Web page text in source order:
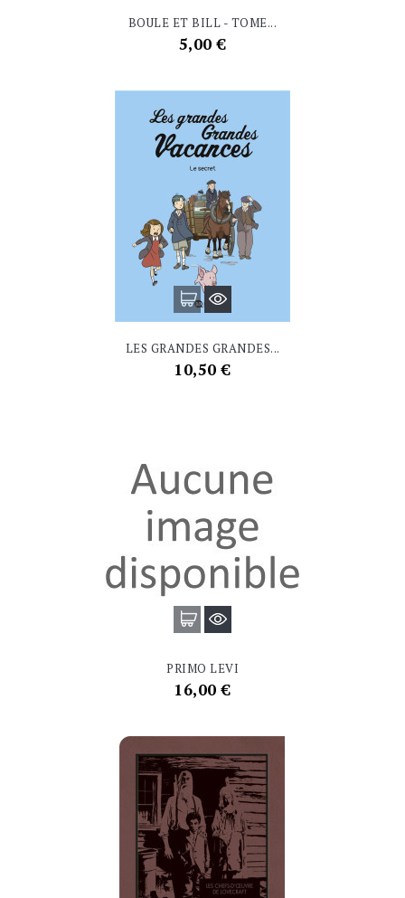
BOULE ET BILL - TOME...
Prix
5,00 €
LES GRANDES GRANDES...
Prix
10,50 €
PRIMO LEVI
Prix
16,00 €